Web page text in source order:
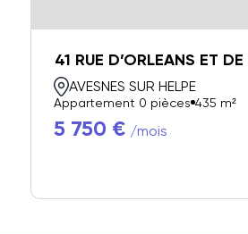
41 RUE D’ORLEANS ET
AVESNES SUR HELPE
Appartement 0 pièces 435 m²
5 750 € /mois